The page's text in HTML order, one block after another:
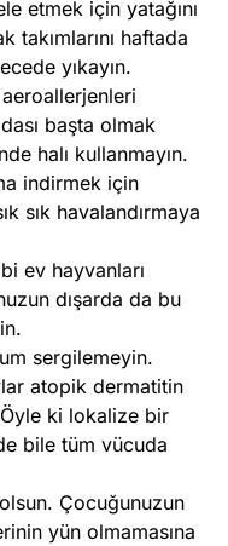
etmek için yatağını
takımlarını haftada
yıkayın.
başta olmak
halı kullanmayın.
indirmek için
sık havalandırmaya
ev hayvanları
dışarda da bu
sergilemeyin.
atopik dermatitin
ki lokalize bir
bile tüm vücuda
Çocuğunuzun
yün olmamasına